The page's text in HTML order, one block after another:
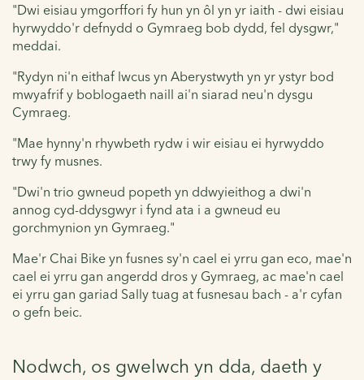
"Dwi eisiau ymgorffori fy hun yn ôl yn yr iaith - dwi eisiau
hyrwyddo'r defnydd o Gymraeg bob dydd, fel dysgwr,"
meddai.
"Rydyn ni'n eithaf lwcus yn Aberystwyth yn yr ystyr bod
mwyafrif y boblogaeth naill ai'n siarad neu'n dysgu
Cymraeg.
"Mae hynny'n rhywbeth rydw i wir eisiau ei hyrwyddo
trwy fy musnes.
"Dwi'n trio gwneud popeth yn ddwyieithog a dwi'n
annog cyd-ddysgwyr i fynd ata i a gwneud eu
gorchmynion yn Gymraeg."
Mae'r Chai Bike yn fusnes sy'n cael ei yrru gan eco, mae'n
cael ei yrru gan angerdd dros y Gymraeg, ac mae'n cael
ei yrru gan gariad Sally tuag at fusnesau bach - a'r cyfan
o gefn beic.
Nodwch, os gwelwch yn dda, daeth y